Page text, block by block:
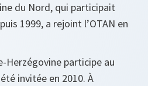
du Nord, qui participait
1999, a rejoint l’OTAN en
Herzégovine participe au
invitée en 2010. À